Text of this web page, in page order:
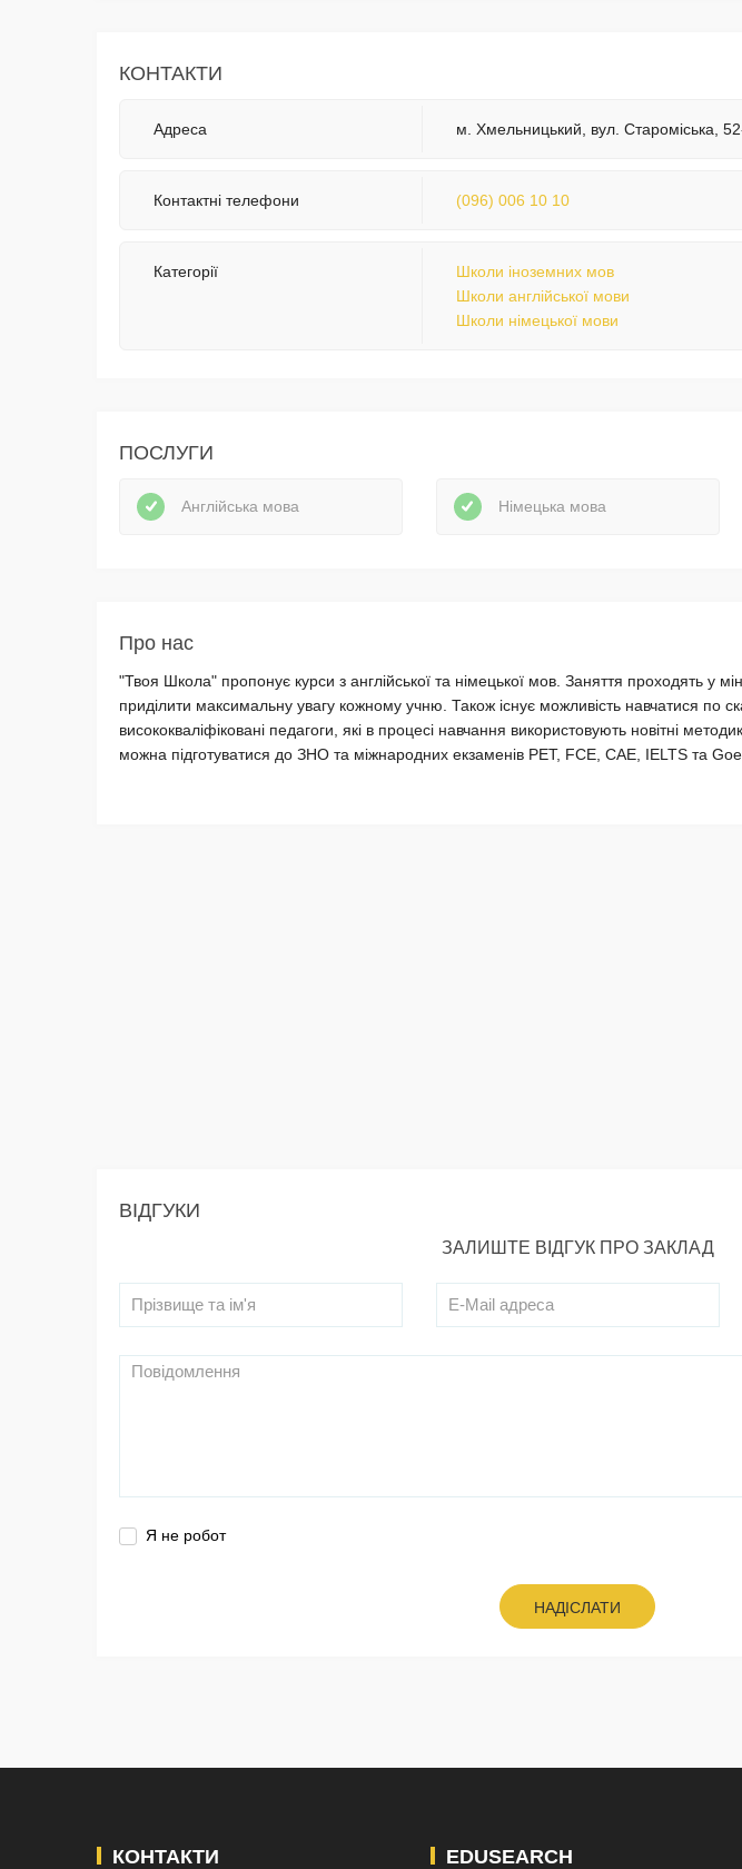
КОНТАКТИ
Адреса м. Хмельницький, вул. Староміська,
Контактні телефони (096) 006 10 10
Категорії
Школи іноземних мов
Школи англійської мови
Школи німецької мови
ПОСЛУГИ
Англійська мова Німецька мова
Про нас
"Твоя Школа" пропонує курси з англійської та німецької мов. Заняття проходять у
приділити максимальну увагу кожному учню. Також існує можливість навчатися по
висококваліфіковані педагоги, які в процесі навчання використовують новітні
можна підготуватися до ЗНО та міжнародних екзаменів PET, FCE, CAE, IELTS та
ВІДГУКИ
ЗАЛИШТЕ ВІДГУК ПРО ЗАКЛАД
Я не робот
НАДІСЛАТИ
КОНТАКТИ EDUSEARCH